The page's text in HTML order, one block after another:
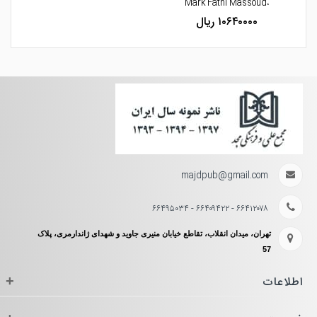
۱۰۶۴۰۰۰۰ ریال
majdpub@gmail.com
۶۶۴۱۲۰۷۸ - ۶۶۴۰۹۴۲۲ - ۶۶۴۹۵۰۳۴
تهران، میدان انقلاب، تقاطع خیابان منیری جاوید و شهدای ژاندارمری، پلاک
57
اطلاعات +